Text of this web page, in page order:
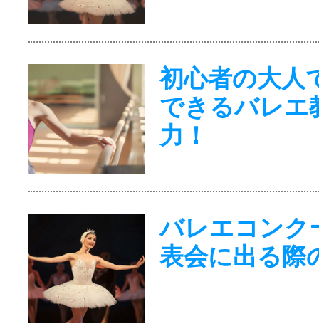
初心者の大人
できるバレエ
力！
バレエコンク
表会に出る際